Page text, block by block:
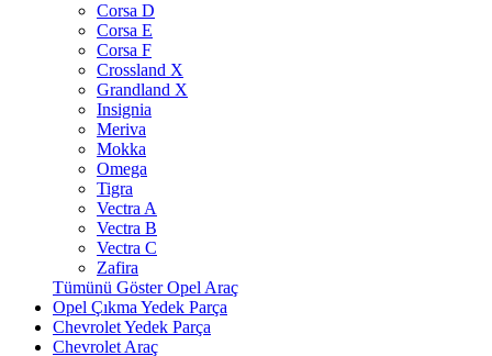
Corsa D
Corsa E
Corsa F
Crossland X
Grandland X
Insignia
Meriva
Mokka
Omega
Tigra
Vectra A
Vectra B
Vectra C
Zafira
Tümünü Göster Opel Araç
Opel Çıkma Yedek Parça
Chevrolet Yedek Parça
Chevrolet Araç